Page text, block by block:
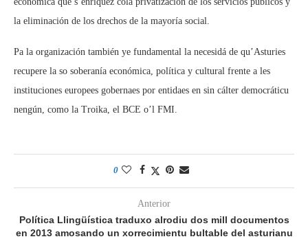
la eliminación de los drechos de la mayoría social.
Pa la organización también ye fundamental la necesidá de qu’Asturies
recupere la so soberanía económica, política y cultural frente a les
instituciones europees gobernaes por entidaes en sin cálter democráticu
nengún, como la Troika, el BCE o’l FMI.
0
Anterior
Política Llingüística traduxo alrodiu dos mill documentos
en 2013 amosando un xorrecimientu bultable del asturianu